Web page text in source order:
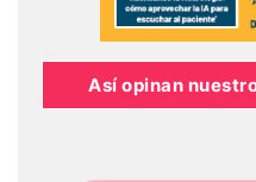
Así opinan